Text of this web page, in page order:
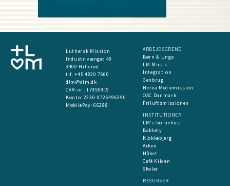
Luthersk Mission
Industrivænget 40
3400 Hillerød
tlf. +45 4820 7660
dlm@dlm.dk
CVR-nr.: 17455419
​Konto: 2230-0726496390
MobilePay:66288
ARBEJDSGRENE
Børn & Unge
LM Musik
Integration
Genbrug
Norea Mediemission
OAC Danmark
Friluftsmissionen
INSTITUTIONER
LM's børnehus
Bakkely
Klokkebjerg
Arken
Håbet
Café Kilden
Skoler
RESURSER